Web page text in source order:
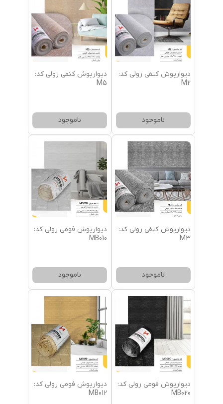
دیوارپوش کنفی رولی کد:
M2
ناموجود
دیوارپوش کنفی رولی کد:
M5
ناموجود
دیوارپوش کنفی رولی کد:
M3
ناموجود
دیوارپوش فومی رولی کد:
MB010
ناموجود
دیوارپوش فومی رولی کد:
MB020
دیوارپوش فومی رولی کد:
MB012